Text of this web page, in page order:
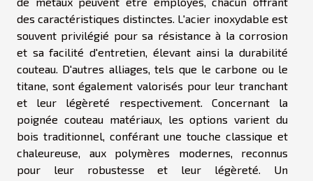
des caractéristiques distinctes. L'acier inoxydable est
souvent privilégié pour sa résistance à la corrosion
et sa facilité d'entretien, élevant ainsi la durabilité
couteau. D'autres alliages, tels que le carbone ou le
titane, sont également valorisés pour leur tranchant
et leur légèreté respectivement. Concernant la
poignée couteau matériaux, les options varient du
bois traditionnel, conférant une touche classique et
chaleureuse, aux polymères modernes, reconnus
pour leur robustesse et leur légèreté. Un